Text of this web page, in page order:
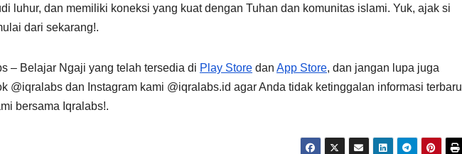
luhur, dan memiliki koneksi yang kuat dengan Tuhan dan komunitas islami. Yuk, ajak si
dari sekarang!.
– Belajar Ngaji yang telah tersedia di Play Store dan App Store, dan jangan lupa juga
@iqralabs dan Instagram kami @iqralabs.id agar Anda tidak ketinggalan informasi terbaru
bersama Iqralabs!.